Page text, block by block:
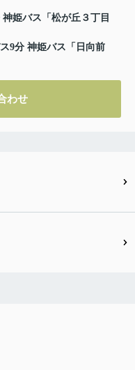
神姫バス「松が丘３丁目
ス9分 神姫バス「日向前
わせ